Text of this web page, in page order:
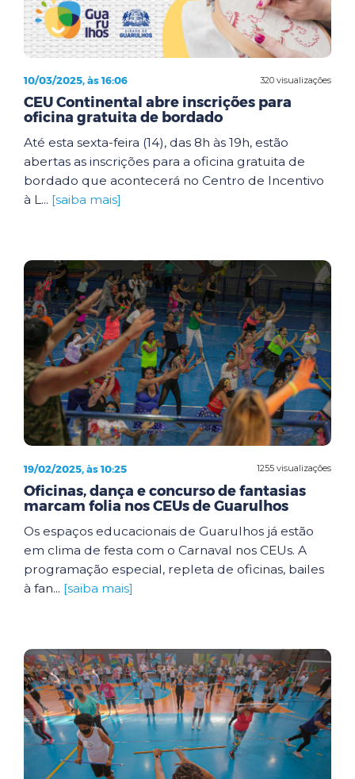
320 visualizações
10/03/2025, às 16:06
CEU Continental abre inscrições para
oficina gratuita de bordado
Até esta sexta-feira (14), das 8h às 19h, estão
abertas as inscrições para a oficina gratuita de
bordado que acontecerá no Centro de Incentivo
à L... [saiba mais]
1255 visualizações
19/02/2025, às 10:25
Oficinas, dança e concurso de fantasias
marcam folia nos CEUs de Guarulhos
Os espaços educacionais de Guarulhos já estão
em clima de festa com o Carnaval nos CEUs. A
programação especial, repleta de oficinas, bailes
à fan... [saiba mais]